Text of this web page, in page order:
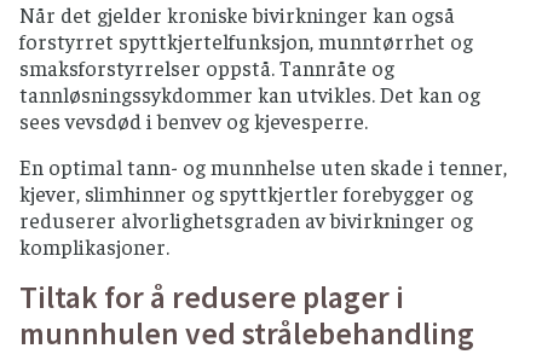
Når det gjelder kroniske bivirkninger kan også
forstyrret spyttkjertelfunksjon, munntørrhet og
smaksforstyrrelser oppstå. Tannråte og
tannløsningssykdommer kan utvikles. Det kan og
sees vevsdød i benvev og kjevesperre.
En optimal tann- og munnhelse uten skade i tenner,
kjever, slimhinner og spyttkjertler forebygger og
reduserer alvorlighetsgraden av bivirkninger og
komplikasjoner.
Tiltak for å redusere plager i
munnhulen ved strålebehandling